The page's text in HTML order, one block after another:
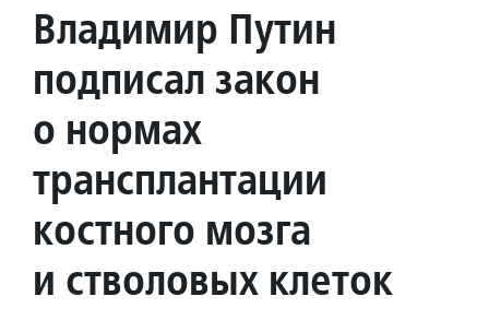
Владимир Путин
подписал закон
о нормах
трансплантации
костного мозга
и стволовых клеток